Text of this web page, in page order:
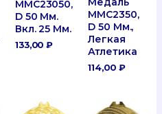
MMC23050,
D 50 Мм.
Вкл. 25 Мм.
133,00₽
MMC2350,
D 50 Мм.,
Легкая
Атлетика
114,00 ₽